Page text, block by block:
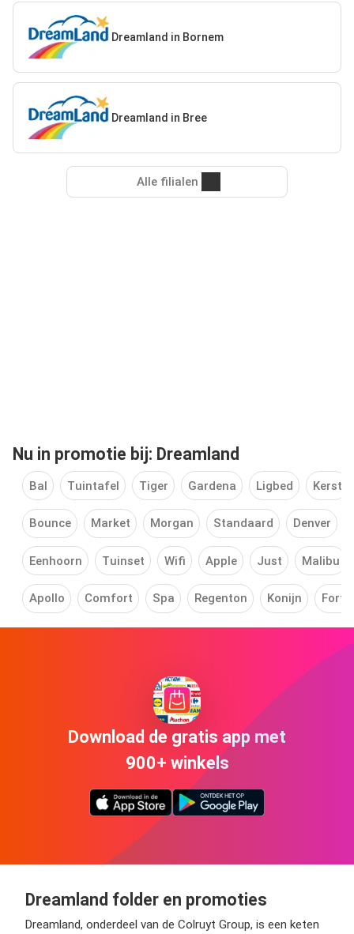
Dreamland in Bornem
Dreamland in Bree
Alle filialen
Nu in promotie bij: Dreamland
Bal Tuintafel Tiger Gardena Ligbed Kerst
Bounce Market Morgan Standaard Denver
Eenhoorn Tuinset Wifi Apple Just Malibu
Apollo Comfort Spa Regenton Konijn
Download de gratis app met
900+ winkels
Dreamland folder en promoties
Dreamland, onderdeel van de Colruyt Group, is een keten